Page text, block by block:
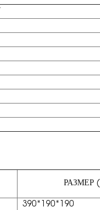
РАЗМЕР
390*190*190